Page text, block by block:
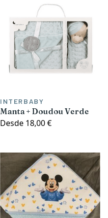
INTERBABY
Manta + Doudou Verde
Desde 18,00 €